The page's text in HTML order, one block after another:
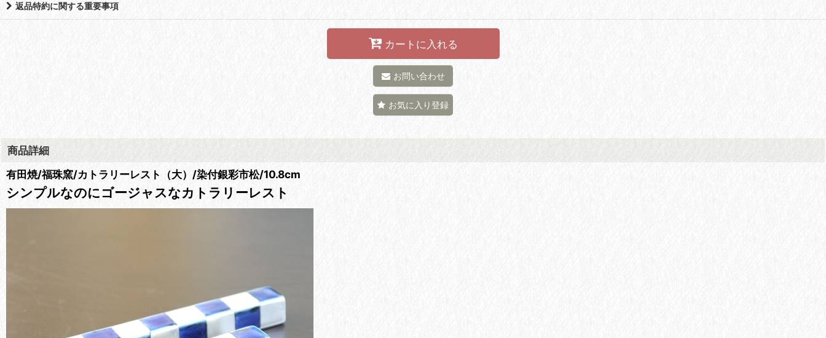
返品特約に関する重要事項
カートに入れる
お問い合わせ
お気に入り登録
商品詳細
有田焼/福珠窯/カトラリーレスト（大）/染付銀彩市松/10.8cm
シンプルなのにゴージャスなカトラリーレスト